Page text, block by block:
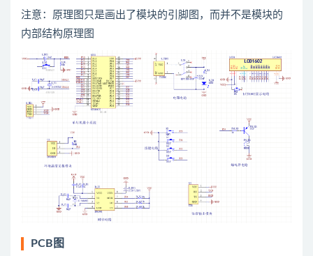
注意：原理图只是画出了模块的引脚图，而并不是模块的
内部结构原理图
PCB图